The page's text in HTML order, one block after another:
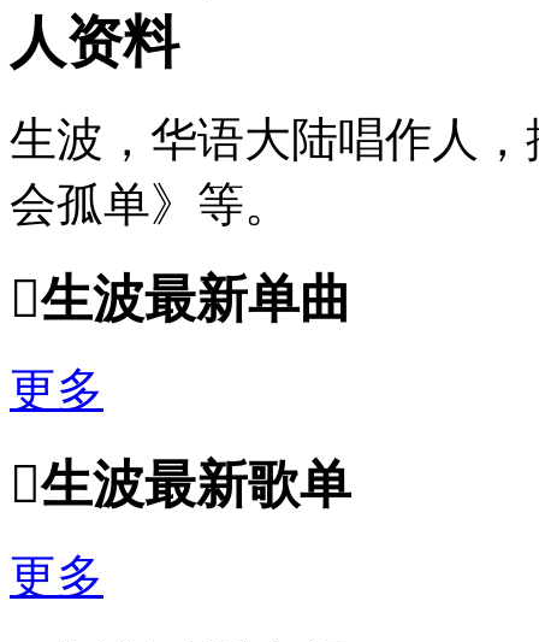
人资料
生波，华语大陆唱作人
会孤单》等。
生波最新单曲
更多
生波最新歌单
更多